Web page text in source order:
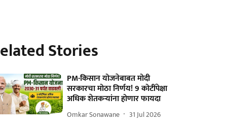
Stories
PM-किसान योजनेबाबत मोदी
सरकारचा मोठा निर्णय! 9 कोटींपेक्षा
अधिक शेतकऱ्यांना होणार फायदा
Omkar Sonawane 31 Jul 2026